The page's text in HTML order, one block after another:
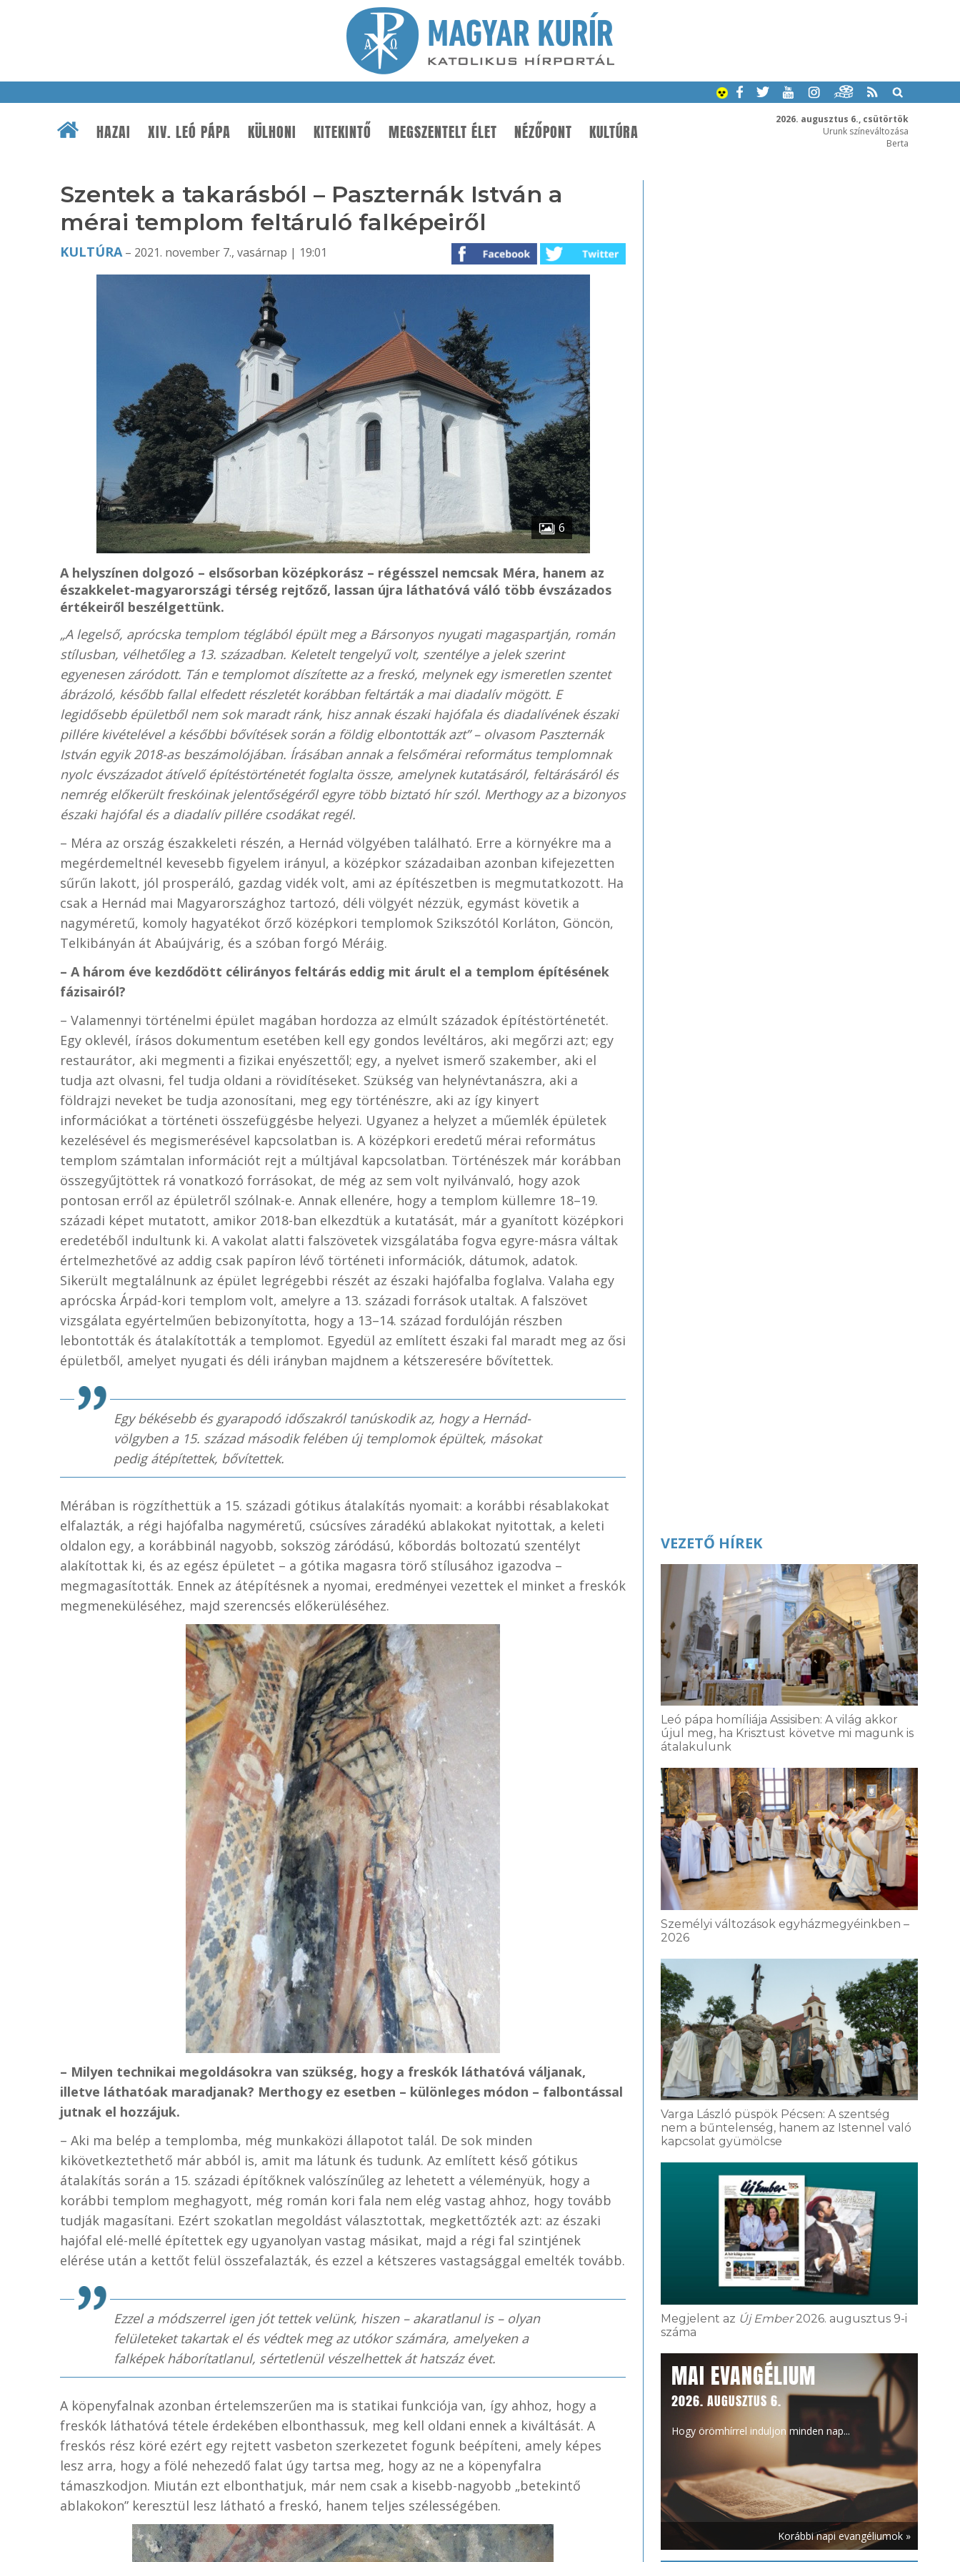
2026. augusztus 6., csütörtök
Urunk színeváltozása
Berta
HAZAI XIV. LEÓ PÁPA KÜLHONI KITEKINTŐ MEGSZENTELT ÉLET NÉZŐPONT KULTÚRA
Szentek a takarásból – Paszternák István a
mérai templom feltáruló falképeiről
KULTÚRA– 2021. november 7., vasárnap | 19:01
6
A helyszínen dolgozó – elsősorban középkorász – régésszel nemcsak Méra, hanem az
északkelet-magyarországi térség rejtőző, lassan újra láthatóvá váló több évszázados
értékeiről beszélgettünk.
„A legelső, aprócska templom téglából épült meg a Bársonyos nyugati magaspartján, román
stílusban, vélhetőleg a 13. században. Keletelt tengelyű volt, szentélye a jelek szerint
egyenesen záródott. Tán e templomot díszítette az a freskó, melynek egy ismeretlen szentet
ábrázoló, később fallal elfedett részletét korábban feltárták a mai diadalív mögött. E
legidősebb épületből nem sok maradt ránk, hisz annak északi hajófala és diadalívének északi
pillére kivételével a későbbi bővítések során a földig elbontották azt” – olvasom Paszternák
István egyik 2018-as beszámolójában. Írásában annak a felsőmérai református templomnak
nyolc évszázadot átívelő építéstörténetét foglalta össze, amelynek kutatásáról, feltárásáról és
nemrég előkerült freskóinak jelentőségéről egyre több biztató hír szól. Merthogy az a bizonyos
északi hajófal és a diadalív pillére csodákat regél.
– Méra az ország északkeleti részén, a Hernád völgyében található. Erre a környékre ma a
megérdemeltnél kevesebb figyelem irányul, a középkor századaiban azonban kifejezetten
sűrűn lakott, jól prosperáló, gazdag vidék volt, ami az építészetben is megmutatkozott. Ha
csak a Hernád mai Magyarországhoz tartozó, déli völgyét nézzük, egymást követik a
nagyméretű, komoly hagyatékot őrző középkori templomok Szikszótól Korláton, Göncön,
Telkibányán át Abaújvárig, és a szóban forgó Méráig.
– A három éve kezdődött célirányos feltárás eddig mit árult el a templom építésének
fázisairól?
– Valamennyi történelmi épület magában hordozza az elmúlt századok építéstörténetét.
Egy oklevél, írásos dokumentum esetében kell egy gondos levéltáros, aki megőrzi azt; egy
restaurátor, aki megmenti a fizikai enyészettől; egy, a nyelvet ismerő szakember, aki el
tudja azt olvasni, fel tudja oldani a rövidítéseket. Szükség van helynévtanászra, aki a
földrajzi neveket be tudja azonosítani, meg egy történészre, aki az így kinyert
információkat a történeti összefüggésbe helyezi. Ugyanez a helyzet a műemlék épületek
kezelésével és megismerésével kapcsolatban is. A középkori eredetű mérai református
templom számtalan információt rejt a múltjával kapcsolatban. Történészek már korábban
összegyűjtöttek rá vonatkozó forrásokat, de még az sem volt nyilvánvaló, hogy azok
pontosan erről az épületről szólnak-e. Annak ellenére, hogy a templom küllemre 18–19.
századi képet mutatott, amikor 2018-ban elkezdtük a kutatását, már a gyanított középkori
eredetéből indultunk ki. A vakolat alatti falszövetek vizsgálatába fogva egyre-másra váltak
értelmezhetővé az addig csak papíron lévő történeti információk, dátumok, adatok.
Sikerült megtalálnunk az épület legrégebbi részét az északi hajófalba foglalva. Valaha egy
aprócska Árpád-kori templom volt, amelyre a 13. századi források utaltak. A falszövet
vizsgálata egyértelműen bebizonyította, hogy a 13–14. század fordulóján részben
lebontották és átalakították a templomot. Egyedül az említett északi fal maradt meg az ősi
épületből, amelyet nyugati és déli irányban majdnem a kétszeresére bővítettek.
Egy békésebb és gyarapodó időszakról tanúskodik az, hogy a Hernád-
völgyben a 15. század második felében új templomok épültek, másokat
pedig átépítettek, bővítettek.
Mérában is rögzíthettük a 15. századi gótikus átalakítás nyomait: a korábbi résablakokat
elfalazták, a régi hajófalba nagyméretű, csúcsíves záradékú ablakokat nyitottak, a keleti
oldalon egy, a korábbinál nagyobb, sokszög záródású, kőbordás boltozatú szentélyt
alakítottak ki, és az egész épületet – a gótika magasra törő stílusához igazodva –
megmagasították. Ennek az átépítésnek a nyomai, eredményei vezettek el minket a freskók
megmeneküléséhez, majd szerencsés előkerüléséhez.
– Milyen technikai megoldásokra van szükség, hogy a freskók láthatóvá váljanak,
illetve láthatóak maradjanak? Merthogy ez esetben – különleges módon – falbontással
jutnak el hozzájuk.
– Aki ma belép a templomba, még munkaközi állapotot talál. De sok minden
kikövetkeztethető már abból is, amit ma látunk és tudunk. Az említett késő gótikus
átalakítás során a 15. századi építőknek valószínűleg az lehetett a véleményük, hogy a
korábbi templom meghagyott, még román kori fala nem elég vastag ahhoz, hogy tovább
tudják magasítani. Ezért szokatlan megoldást választottak, megkettőzték azt: az északi
hajófal elé-mellé építettek egy ugyanolyan vastag másikat, majd a régi fal szintjének
elérése után a kettőt felül összefalazták, és ezzel a kétszeres vastagsággal emelték tovább.
Ezzel a módszerrel igen jót tettek velünk, hiszen – akaratlanul is – olyan
felületeket takartak el és védtek meg az utókor számára, amelyeken a
falképek háborítatlanul, sértetlenül vészelhettek át hatszáz évet.
A köpenyfalnak azonban értelemszerűen ma is statikai funkciója van, így ahhoz, hogy a
freskók láthatóvá tétele érdekében elbonthassuk, meg kell oldani ennek a kiváltását. A
freskós rész köré ezért egy rejtett vasbeton szerkezetet fogunk beépíteni, amely képes
lesz arra, hogy a fölé nehezedő falat úgy tartsa meg, hogy az ne a köpenyfalra
támaszkodjon. Miután ezt elbonthatjuk, már nem csak a kisebb-nagyobb „betekintő
ablakokon” keresztül lesz látható a freskó, hanem teljes szélességében.
VEZETŐ HÍREK
Leó pápa homíliája Assisiben: A világ akkor
újul meg, ha Krisztust követve mi magunk is
átalakulunk
Személyi változások egyházmegyéinkben –
2026
Varga László püspök Pécsen: A szentség
nem a bűntelenség, hanem az Istennel való
kapcsolat gyümölcse
Megjelent az Új Ember2026. augusztus 9-i
száma
MAI EVANGÉLIUM
2026. AUGUSZTUS 6.
Hogy örömhírrel induljon minden nap...
Korábbi napi evangéliumok »